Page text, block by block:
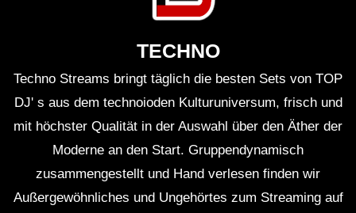
TECHNO
Techno Streams bringt täglich die besten Sets von TOP
DJ' s aus dem technoioden Kulturuniversum, frisch und
mit höchster Qualität in der Auswahl über den Äther der
Moderne an den Start. Gruppendynamisch
zusammengestellt und Hand verlesen finden wir
Außergewöhnliches und Ungehörtes zum Streaming auf